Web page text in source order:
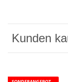
Kunden